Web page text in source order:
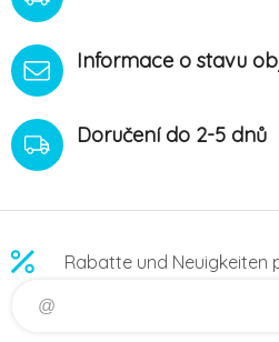
Informace o stavu
Doručení do 2-5 dnů
Rabatte und Neuigkeiten